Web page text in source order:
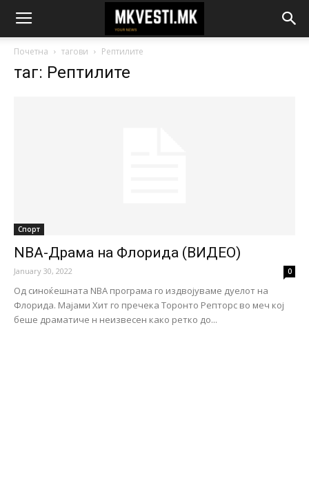
Почетна тагови Рептилите
таг: Рептилите
Спорт
NBA-Драма на Флорида (ВИДЕО)
January 30, 2022 0
Од синоќешната NBA програма го издвојуваме дуелот на
Флорида. Мајами Хит го пречека Торонто Репторс во меч кој
беше драматиче н неизвесен како ретко до...